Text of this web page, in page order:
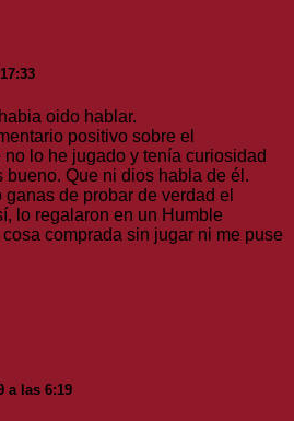
oido hablar.
positivo sobre el
lo he jugado y tenía curiosidad
bueno. Que ni dios habla de él.
de probar de verdad el
lo regalaron en un Humble
comprada sin jugar ni me puse
a las 6:19